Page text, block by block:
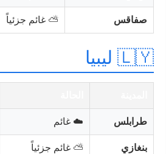
صفاقس ⛅ غائم جزئياً
🇱🇾 ليبيا
طرابلس ☁️ غائم
بنغازي ⛅ غائم جزئياً